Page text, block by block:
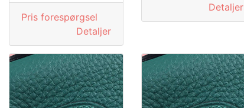
Pris forespørgsel
Detaljer
Detaljer